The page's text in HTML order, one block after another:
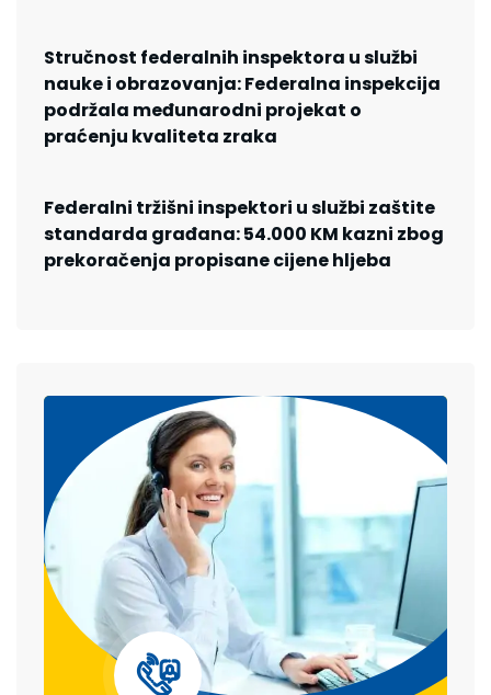
Stručnost federalnih inspektora u službi
nauke i obrazovanja: Federalna inspekcija
podržala međunarodni projekat o
praćenju kvaliteta zraka
Federalni tržišni inspektori u službi zaštite
standarda građana: 54.000 KM kazni zbog
prekoračenja propisane cijene hljeba